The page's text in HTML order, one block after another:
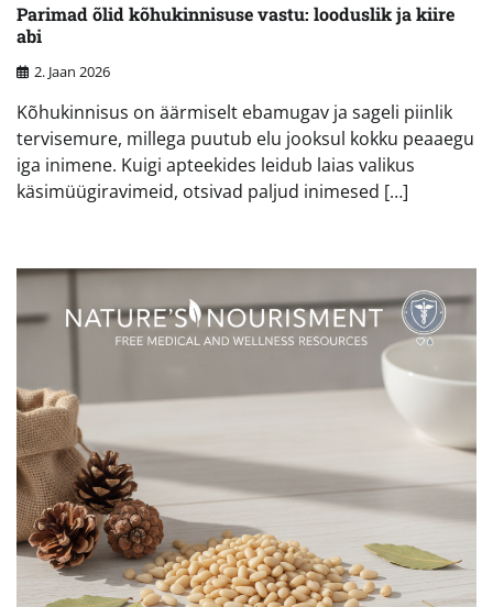
Parimad õlid kõhukinnisuse vastu: looduslik ja kiire
abi
2. Jaan 2026
Kõhukinnisus on äärmiselt ebamugav ja sageli piinlik
tervisemure, millega puutub elu jooksul kokku peaaegu
iga inimene. Kuigi apteekides leidub laias valikus
käsimüügiravimeid, otsivad paljud inimesed […]